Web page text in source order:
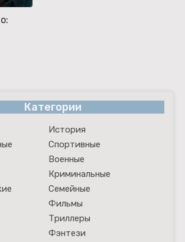
Категории
История
Спортивные
Военные
Криминальные
Семейные
Фильмы
Триллеры
Фэнтези